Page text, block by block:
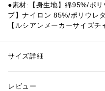
●素材:【身生地】綿95%/ポ
プ】ナイロン 85%/ポリウレ
【ルシアンメーカーサイズ
5cm 【Lサイズ】バスト 86
●ベトナム製
性別：レディース
グ ＞ ヨガ・フィットネス・トレ
サイズ詳細
レビュー